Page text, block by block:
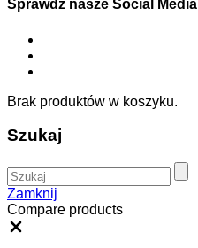
Sprawdź nasze Social Media
Brak produktów w koszyku.
Szukaj
Zamknij
Compare products